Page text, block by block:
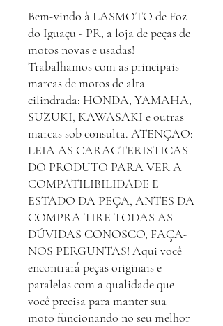
Bem-vindo à LASMOTO de Foz
do Iguaçu - PR, a loja de peças de
motos novas e usadas!
Trabalhamos com as principais
marcas de motos de alta
cilindrada: HONDA, YAMAHA,
SUZUKI, KAWASAKI e outras
marcas sob consulta. ATENÇAO:
LEIA AS CARACTERISTICAS
DO PRODUTO PARA VER A
COMPATILIBILIDADE E
ESTADO DA PEÇA, ANTES DA
COMPRA TIRE TODAS AS
DÚVIDAS CONOSCO, FAÇA-
NOS PERGUNTAS! Aqui você
encontrará peças originais e
paralelas com a qualidade que
você precisa para manter sua
moto funcionando no seu melhor